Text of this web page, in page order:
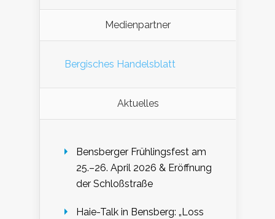
Medienpartner
Bergisches Handelsblatt
Aktuelles
Bensberger Frühlingsfest am
25.–26. April 2026 & Eröffnung
der Schloßstraße
Haie-Talk in Bensberg: „Loss